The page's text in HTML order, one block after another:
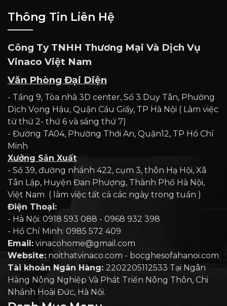
Thông Tin Liên Hệ
Công Ty TNHH Thương Mại Và Dịch Vụ
Vinaco Việt Nam
Văn Phòng Đại Diện
- Tầng 9, Tòa nhà 3D center, Số 3 Duy Tân, Phường
Dịch Vọng Hậu, Quận Cầu Giấy, TP Hà Nội ( Làm việc
từ thứ 2- thứ 6 và sáng thứ 7)
- Đường TA04, Phường Thới An, Quận12, TP Hồ Chí
Minh
Xưởng Sản Xuất
- Số 39, đường nhánh 422, cụm 3, thôn Hạ Hội, Xã
Tân Lập, Huyện Đan Phượng, Thành Phố Hà Nội,
Việt Nam ( làm việc tất cả các ngày trong tuần )
Điện Thoại:
- Hà Nội: 0918 593 088 - 0968 932 398
- Hồ Chí Minh: 0985 572 409
Email: vinacohome@gmail.com
Website: noithatvinaco.com - bocghesofahanoi.com
Tài khoản Ngân Hàng: 2202205112533 Tại Ngân
Hàng Nông Nghiệp Và Phát Triển Nông Thôn, Chi
Nhánh Hoài Đức, Hà Nội.